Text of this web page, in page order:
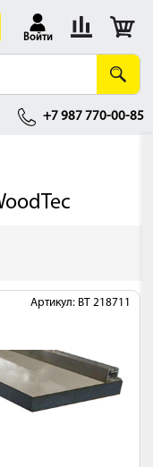
Войти
+7 987 770-00-85
Артикул: BT 218711